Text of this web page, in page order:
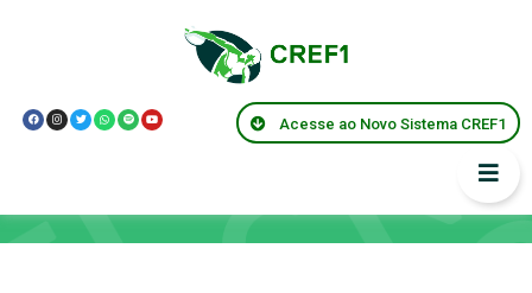
Acesse ao Novo Sistema CREF1